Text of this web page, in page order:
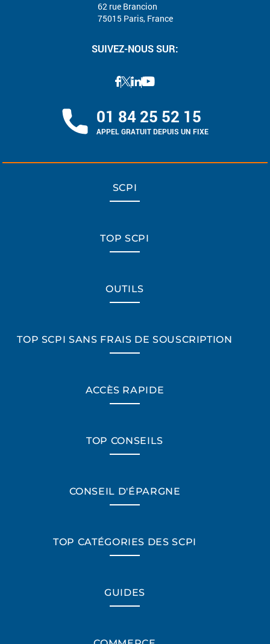
62 rue Brancion
75015 Paris, France
SUIVEZ-NOUS SUR:
01 84 25 52 15
APPEL GRATUIT DEPUIS UN FIXE
SCPI
TOP SCPI
OUTILS
TOP SCPI SANS FRAIS DE SOUSCRIPTION
ACCÈS RAPIDE
TOP CONSEILS
CONSEIL D'ÉPARGNE
TOP CATÉGORIES DES SCPI
GUIDES